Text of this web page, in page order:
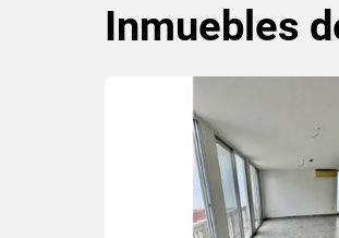
Inmuebles